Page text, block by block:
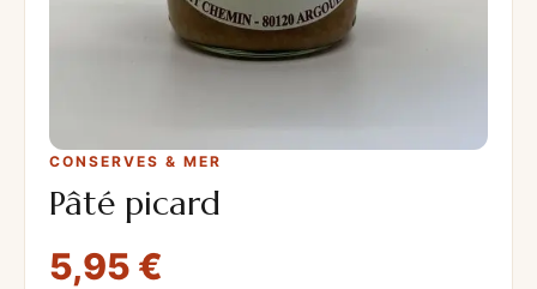
CONSERVES & MER
Pâté picard
5,95 €